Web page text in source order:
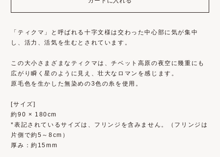
「ティクマ」と呼ばれる十字文様は交わった中心部に気が集中
し、活力、活気を生むとされています。
この大小さまざまなティクマは、チベット高原の夜空に幾重にも
広がり瞬く星のように見え、壮大なロマンを感じます。
原毛色を生かした無染めの3色の糸を使用。
[サイズ]
約90 × 180cm
*表記されているサイズは、フリンジを含みません。（フリンジは
片側で約5～8cm）
厚み：約15mm